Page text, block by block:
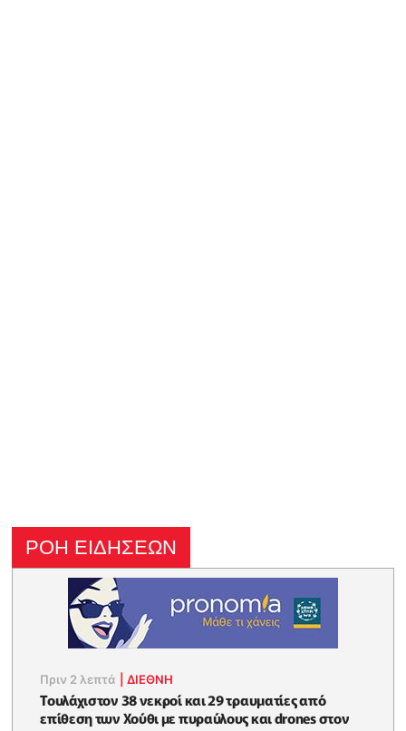
ΡΟΗ ΕΙΔΗΣΕΩΝ
Πριν 2 λεπτά |ΔΙΕΘΝΗ
Τουλάχιστον 38 νεκροί και 29 τραυματίες από
επίθεση των Χούθι με πυραύλους και drones στον